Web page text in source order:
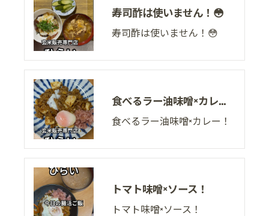
寿司酢は使いません！😳
寿司酢は使いません！😳
食べるラー油味噌×カレー！
食べるラー油味噌×カレー！
トマト味噌×ソース！
トマト味噌×ソース！